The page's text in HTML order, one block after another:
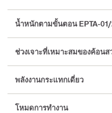
น้ำหนักตามขั้นตอน EPTA-
ช่วงเจาะที่เหมาะสมของค้อนส
พลังงานกระแทกเดี่ยว
โหมดการทำงาน